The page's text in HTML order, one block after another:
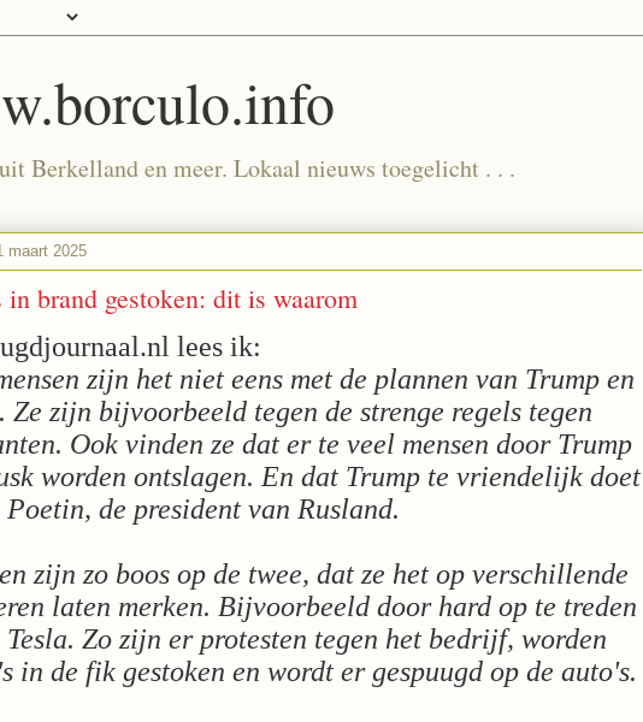
Berkelland en meer. Lokaal nieuws toegelicht . . .
maart 2025
in brand gestoken: dit is waarom
lees ik:
zijn het niet eens met de plannen van Trump en
Ze zijn bijvoorbeeld tegen de strenge regels tegen
Ook vinden ze dat er te veel mensen door Trump
worden ontslagen. En dat Trump te vriendelijk doet
Poetin, de president van Rusland.
zijn zo boos op de twee, dat ze het op verschillende
laten merken. Bijvoorbeeld door hard op te treden
Tesla. Zo zijn er protesten tegen het bedrijf, worden
in de fik gestoken en wordt er gespuugd op de auto's.